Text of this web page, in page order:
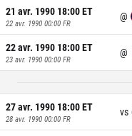
21 avr. 1990 18:00ET
22 avr. 1990 00:00 FR
@
22 avr. 1990 18:00ET
23 avr. 1990 00:00 FR
@
27 avr. 1990 18:00ET
28 avr. 1990 00:00 FR
vs